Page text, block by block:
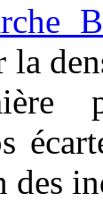
la
des